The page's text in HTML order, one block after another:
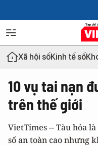
Xã hội sốKinh tế số
10 vụ tai nạn
trên thế giới
VietTimes -- Tàu hỏa
số an toàn cao nhưng